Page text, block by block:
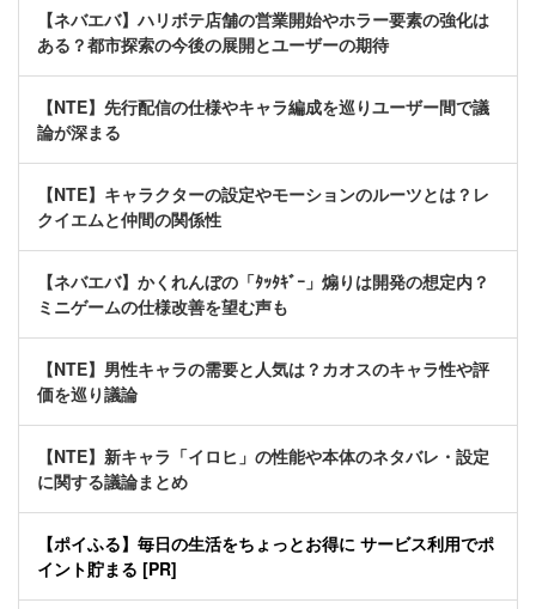
【ネバエバ】ハリボテ店舗の営業開始やホラー要素の強化は
ある？都市探索の今後の展開とユーザーの期待
【NTE】先行配信の仕様やキャラ編成を巡りユーザー間で議
論が深まる
【NTE】キャラクターの設定やモーションのルーツとは？レ
クイエムと仲間の関係性
【ネバエバ】かくれんぼの「ﾀｯﾀｷﾞｰ」煽りは開発の想定内？
ミニゲームの仕様改善を望む声も
【NTE】男性キャラの需要と人気は？カオスのキャラ性や評
価を巡り議論
【NTE】新キャラ「イロヒ」の性能や本体のネタバレ・設定
に関する議論まとめ
【ポイふる】毎日の生活をちょっとお得に サービス利用でポ
イント貯まる [PR]